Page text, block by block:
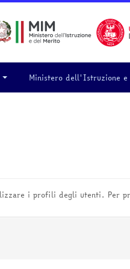
Ministero dell'Istruzione
i profili degli utenti. Per